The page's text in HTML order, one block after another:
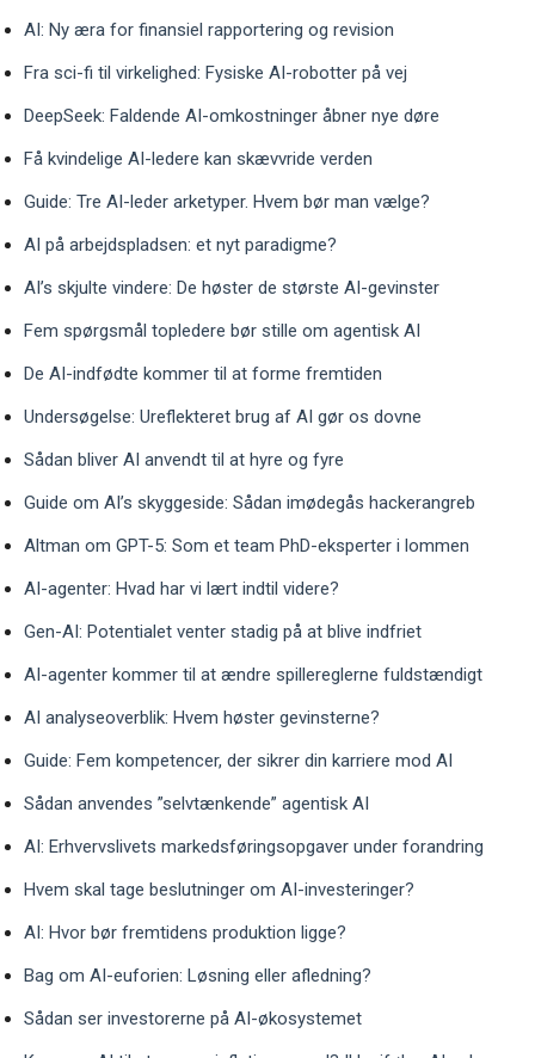
AI: Ny æra for finansiel rapportering og revision
Fra sci-fi til virkelighed: Fysiske AI-robotter på vej
DeepSeek: Faldende AI-omkostninger åbner nye døre
Få kvindelige AI-ledere kan skævvride verden
Guide: Tre AI-leder arketyper. Hvem bør man vælge?
AI på arbejdspladsen: et nyt paradigme?
AI’s skjulte vindere: De høster de største AI-gevinster
Fem spørgsmål topledere bør stille om agentisk AI
De AI-indfødte kommer til at forme fremtiden
Undersøgelse: Ureflekteret brug af AI gør os dovne
Sådan bliver AI anvendt til at hyre og fyre
Guide om AI’s skyggeside: Sådan imødegås hackerangreb
Altman om GPT-5: Som et team PhD-eksperter i lommen
AI-agenter: Hvad har vi lært indtil videre?
Gen-AI: Potentialet venter stadig på at blive indfriet
AI-agenter kommer til at ændre spillereglerne fuldstændigt
AI analyseoverblik: Hvem høster gevinsterne?
Guide: Fem kompetencer, der sikrer din karriere mod AI
Sådan anvendes ”selvtænkende” agentisk AI
AI: Erhvervslivets markedsføringsopgaver under forandring
Hvem skal tage beslutninger om AI-investeringer?
AI: Hvor bør fremtidens produktion ligge?
Bag om AI-euforien: Løsning eller afledning?
Sådan ser investorerne på AI-økosystemet